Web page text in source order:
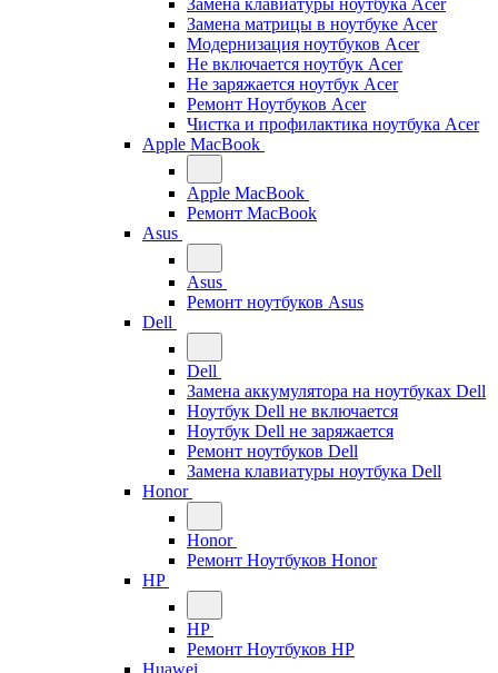
Замена клавиатуры ноутбука Acer
Замена матрицы в ноутбуке Acer
Модернизация ноутбуков Acer
Не включается ноутбук Acer
Не заряжается ноутбук Acer
Ремонт Ноутбуков Acer
Чистка и профилактика ноутбука Acer
Apple MacBook
Apple MacBook
Ремонт MacBook
Asus
Asus
Ремонт ноутбуков Asus
Dell
Dell
Замена аккумулятора на ноутбуках Dell
Ноутбук Dell не включается
Ноутбук Dell не заряжается
Ремонт ноутбуков Dell
Замена клавиатуры ноутбука Dell
Honor
Honor
Ремонт Ноутбуков Honor
HP
HP
Ремонт Ноутбуков HP
Huawei